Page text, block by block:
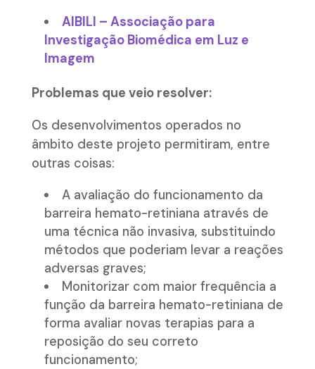
AIBILI – Associação para
Investigação Biomédica em Luz e
Imagem
Problemas que veio resolver:
Os desenvolvimentos operados no
âmbito deste projeto permitiram, entre
outras coisas:
A avaliação do funcionamento da
barreira hemato-retiniana através de
uma técnica não invasiva, substituindo
métodos que poderiam levar a reações
adversas graves;
Monitorizar com maior frequência a
função da barreira hemato-retiniana de
forma avaliar novas terapias para a
reposição do seu correto
funcionamento;